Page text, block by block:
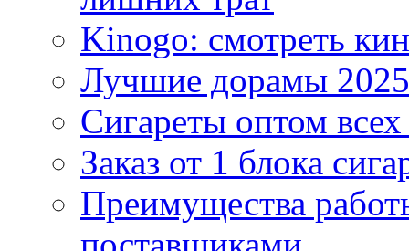
Kinogo: смотреть
Лучшие дорамы
Сигареты оптом
Заказ от 1 блока
Преимущества